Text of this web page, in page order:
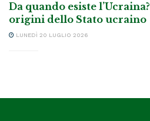
Da quando esiste
origini dello Stato ucraino
LUNEDÌ 20 LUGLIO 2026